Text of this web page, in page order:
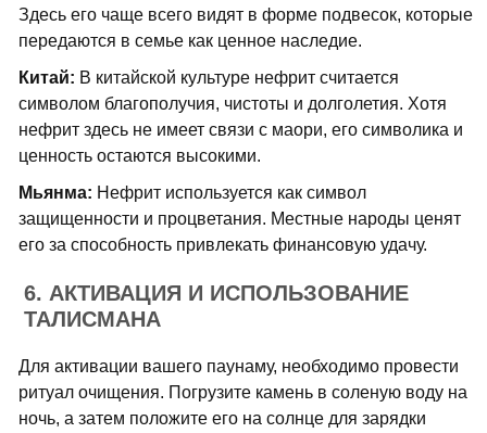
Здесь его чаще всего видят в форме подвесок, которые
передаются в семье как ценное наследие.
Китай: В китайской культуре нефрит считается
символом благополучия, чистоты и долголетия. Хотя
нефрит здесь не имеет связи с маори, его символика и
ценность остаются высокими.
Мьянма: Нефрит используется как символ
защищенности и процветания. Местные народы ценят
его за способность привлекать финансовую удачу.
6. АКТИВАЦИЯ И ИСПОЛЬЗОВАНИЕ
ТАЛИСМАНА
Для активации вашего паунаму, необходимо провести
ритуал очищения. Погрузите камень в соленую воду на
ночь, а затем положите его на солнце для зарядки